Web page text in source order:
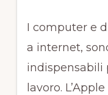
I computer e
a internet,
indispensabili
lavoro.